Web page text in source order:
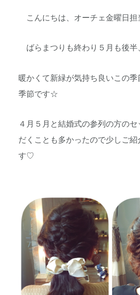
こんにちは、オーチェ金曜日担
ばらまつりも終わり５月も後半
暖かくて新緑が気持ち良いこの
季節です☆
４月５月と結婚式の参列の方の
だくことも多かったので少しご紹
す♡